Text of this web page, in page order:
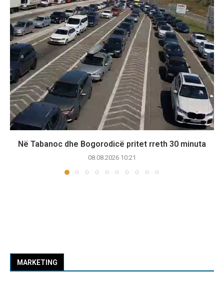
Në Tabanoc dhe Bogorodicë pritet rreth 30 minuta
08.08.2026 10:21
MARKETING